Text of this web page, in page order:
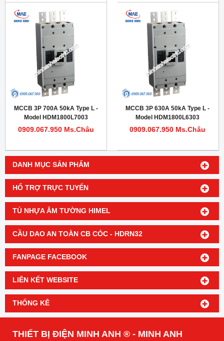
DANH MỤC SẢN PHẨM
HỔ TRỢ TRỰC TUYẾN
TỦ NHỰA ÂM TƯỜNG HIMEL
CẦU DAO AN TOÀN CB CÓC - HDRN32
FANPAGE FACEBOOK
LIÊN KẾT WEBSITE
THỐNG KÊ
MCCB 3P 700A 50kA Type L -
Model HDM1800L7003
0909.067.950 Ms.Châu
MCCB 3P 630A 50kA Type L -
Model HDM1800L6303
0909.067.950 Ms.Châu
THIẾT BỊ ĐIỆN MINH ANH ® - MINH ANH